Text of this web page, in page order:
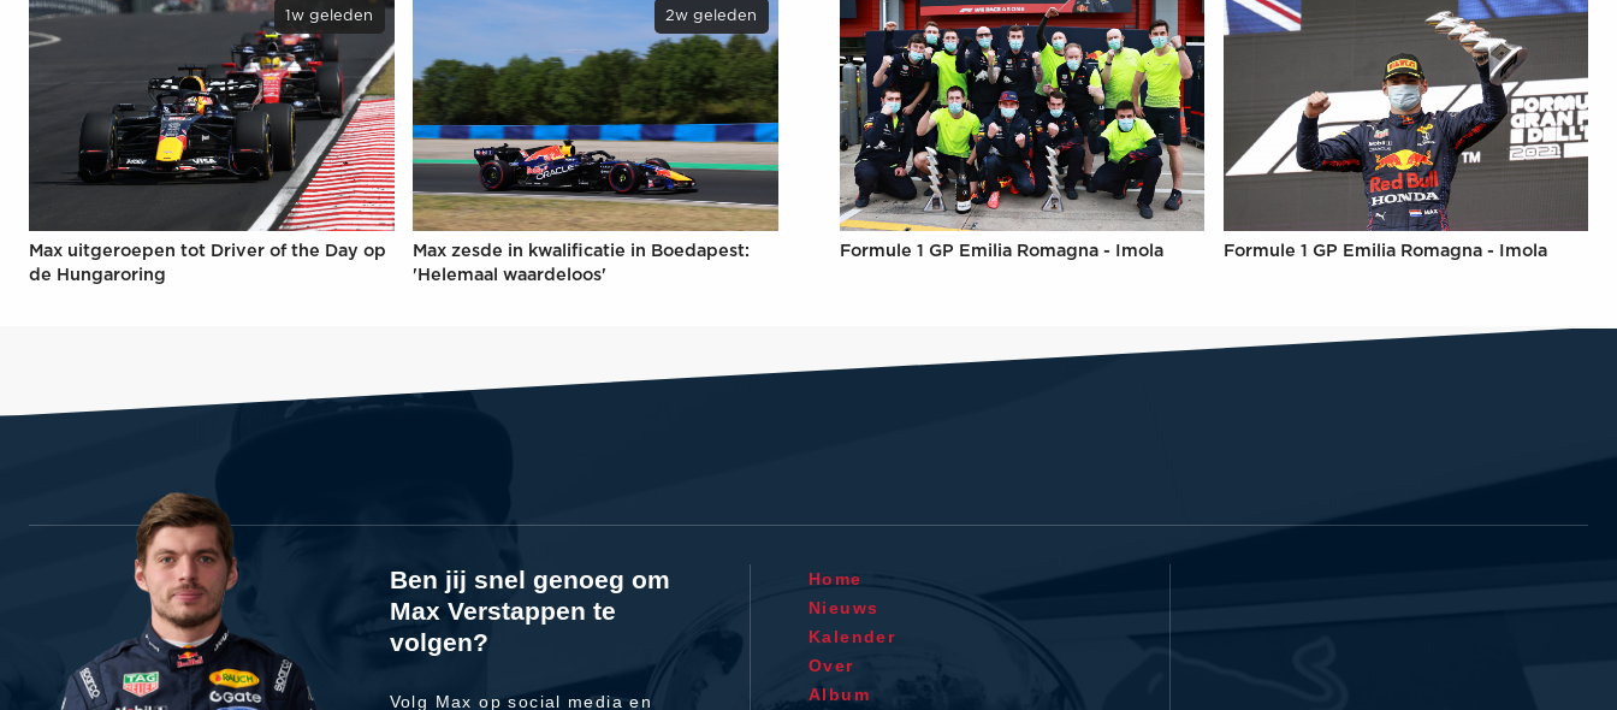
1w geleden
Max uitgeroepen tot Driver of the Day op
de Hungaroring
2w geleden
Max zesde in kwalificatie in Boedapest:
'Helemaal waardeloos'
Formule 1 GP Emilia Romagna - Imola Formule 1 GP Emilia Romagna - Imola
Ben jij snel genoeg om
Max Verstappen te
volgen?
Volg Max op social media en
Home
Nieuws
Kalender
Over
Album